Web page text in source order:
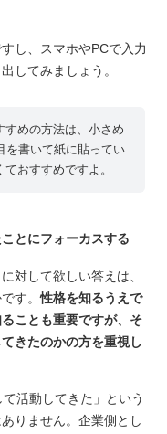
し、スマホやPCで入力
してみましょう。
すめの方法は、小さめ
を書いて紙に貼ってい
おすすめですよ。
とにフォーカスする
対して欲しい答えは、
す。性格を知るうえで
ことも重要ですが、そ
きたのかの方を重視し
活動してきた」という
りません。企業側とし